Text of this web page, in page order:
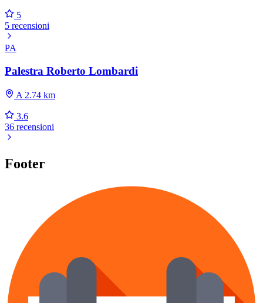
5
5 recensioni
PA
Palestra Roberto Lombardi
A 2.74 km
3.6
36 recensioni
Footer